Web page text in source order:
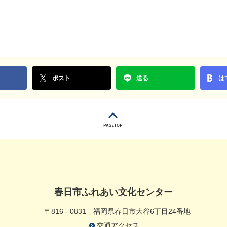
ポスト 送る は
春日市ふれあい文化センター
〒816 - 0831 福岡県春日市大谷6丁目24番地